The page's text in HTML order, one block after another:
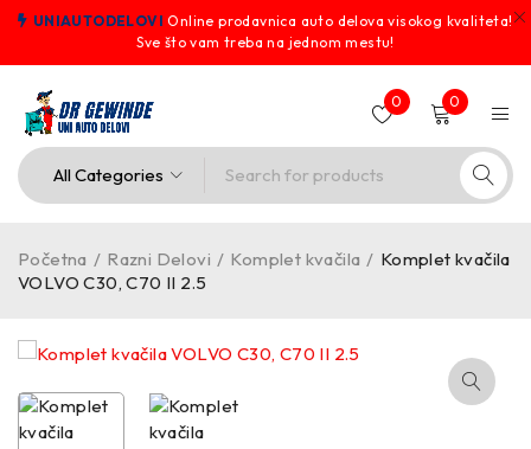
UNIAUTODELOVI Online prodavnica auto delova visokog kvaliteta!
Sve što vam treba na jednom mestu!
0 0
Početna / Razni Delovi / Komplet kvačila / Komplet kvačila
VOLVO C30, C70 II 2.5